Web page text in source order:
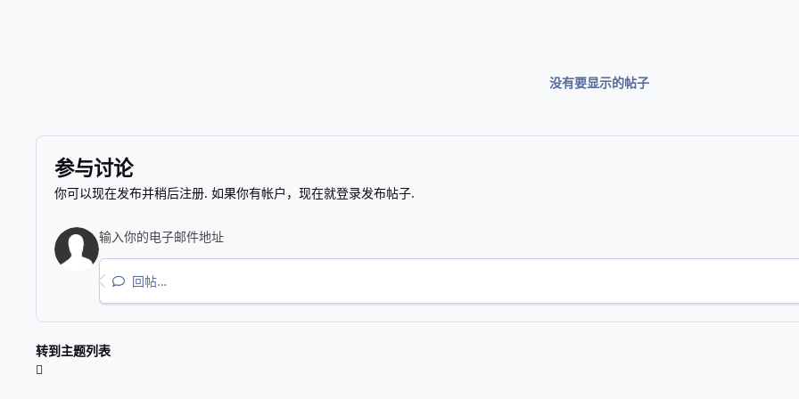
没有要显示的帖子
参与讨论
你可以现在发布并稍后注册. 如果你有帐户， 现在就登录发布帖子.
回帖…
转到主题列表